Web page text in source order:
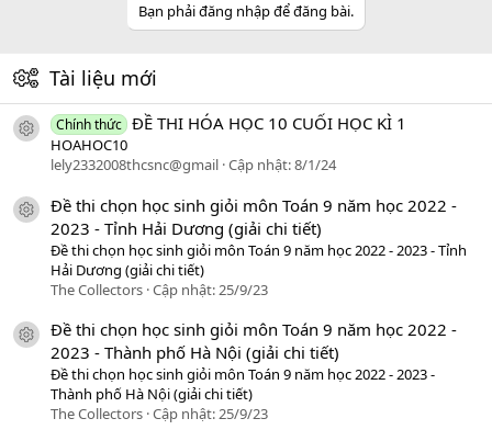
Bạn phải đăng nhập để đăng bài.
Tài liệu mới
icon tài liệu
Chính thức ĐỀ THI HÓA HỌC 10 CUỐI HỌC KÌ 1
HOAHOC10
lely2332008thcsnc@gmail Cập nhật:8/1/24
icon tài liệu
Đề thi chọn học sinh giỏi môn Toán 9 năm học 2022 -
2023 - Tỉnh Hải Dương (giải chi tiết)
Đề thi chọn học sinh giỏi môn Toán 9 năm học 2022 - 2023 - Tỉnh
Hải Dương (giải chi tiết)
The Collectors Cập nhật:25/9/23
icon tài liệu
Đề thi chọn học sinh giỏi môn Toán 9 năm học 2022 -
2023 - Thành phố Hà Nội (giải chi tiết)
Đề thi chọn học sinh giỏi môn Toán 9 năm học 2022 - 2023 -
Thành phố Hà Nội (giải chi tiết)
The Collectors Cập nhật:25/9/23